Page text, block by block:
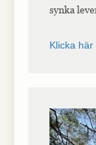
synka
Klicka